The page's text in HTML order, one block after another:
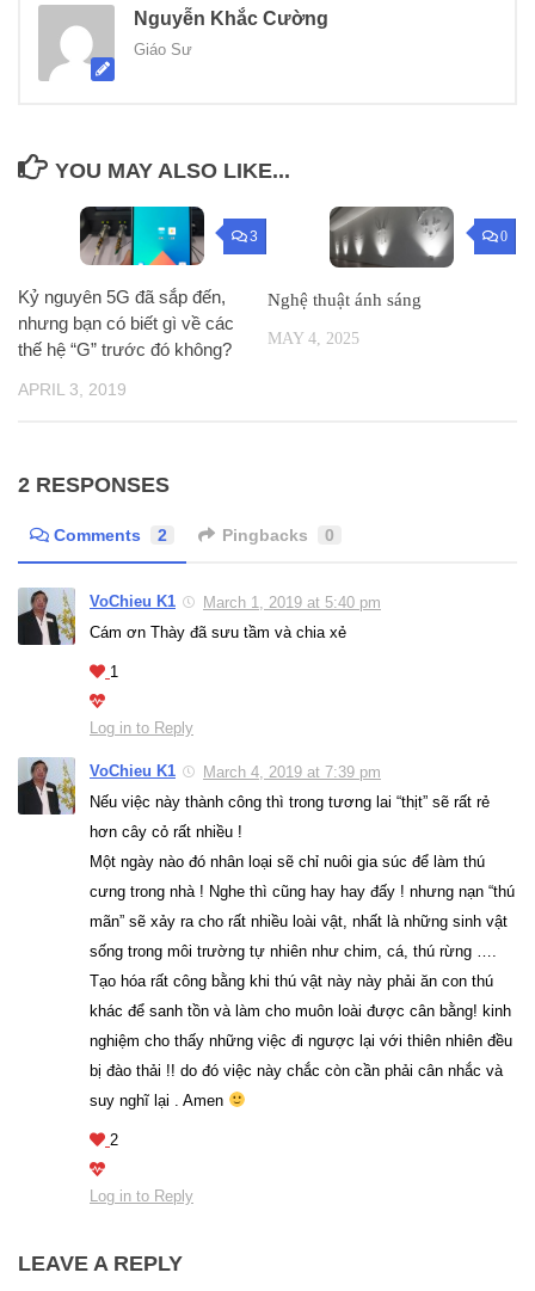
Nguyễn Khắc Cường
Giáo Sư
YOU MAY ALSO LIKE...
3
Kỷ nguyên 5G đã sắp đến,
nhưng bạn có biết gì về các
thế hệ “G” trước đó không?
APRIL 3, 2019
0
Nghệ thuật ánh sáng
MAY 4, 2025
2 RESPONSES
Comments 2 Pingbacks 0
VoChieu K1
March 1, 2019 at 5:40 pm
Cám ơn Thày đã sưu tầm và chia xẻ
1
Log in to Reply
VoChieu K1
March 4, 2019 at 7:39 pm
Nếu việc này thành công thì trong tương lai “thịt” sẽ rất rẻ
hơn cây cỏ rất nhiều !
Một ngày nào đó nhân loại sẽ chỉ nuôi gia súc để làm thú
cưng trong nhà ! Nghe thì cũng hay hay đấy ! nhưng nạn “thú
mãn” sẽ xảy ra cho rất nhiều loài vật, nhất là những sinh vật
sống trong môi trường tự nhiên như chim, cá, thú rừng ….
Tạo hóa rất công bằng khi thú vật này này phải ăn con thú
khác để sanh tồn và làm cho muôn loài được cân bằng! kinh
nghiệm cho thấy những việc đi ngược lại với thiên nhiên đều
bị đào thải !! do đó việc này chắc còn cần phải cân nhắc và
suy nghĩ lại . Amen
2
Log in to Reply
LEAVE A REPLY